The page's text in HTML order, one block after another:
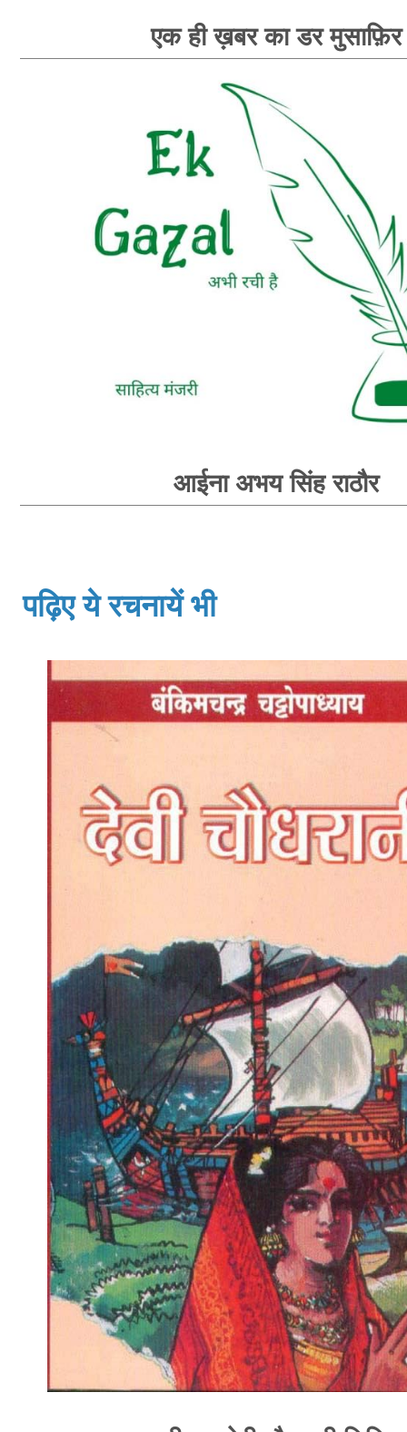
एक ही ख़बर का डर मुसाफ़िर
आईना अभय सिंह राठौर
पढ़िए ये रचनायें भी